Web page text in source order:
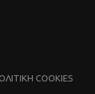
COOKIES